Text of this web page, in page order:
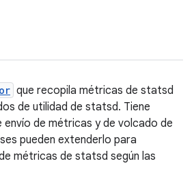
que recopila métricas de statsd
de utilidad de statsd. Tiene
envío de métricas y de volcado de
pueden extenderlo para
métricas de statsd según las